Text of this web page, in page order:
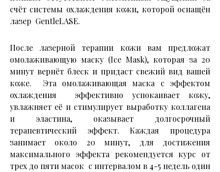
счёт системы охлаждения кожи, которой оснащён
лазер GentleLASE.
После лазерной терапии кожи вам предложат
омолаживающую маску (Ice Mask), которая за 20
минут вернёт блеск и придаст свежий вид вашей
коже. Эта омолаживающая маска с эффектом
охлаждения эффективно успокаивает кожу,
увлажняет её и стимулирует выработку коллагена
и эластина, оказывает долгосрочный
терапевтический эффект. Каждая процедура
занимает около 20 минут, для достижения
максимального эффекта рекомендуется курс от
трех до пяти масок с интервалом в 4-5 недель один